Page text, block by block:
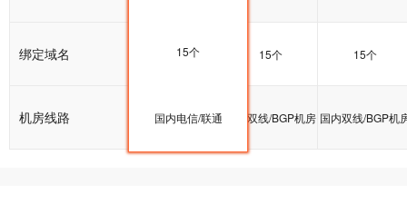
绑定域名 15个 15个 15个
机房线路 国内双线/BGP机房 国内双线/BGP机房 国内双线/BGP机
15个
国内电信/联通